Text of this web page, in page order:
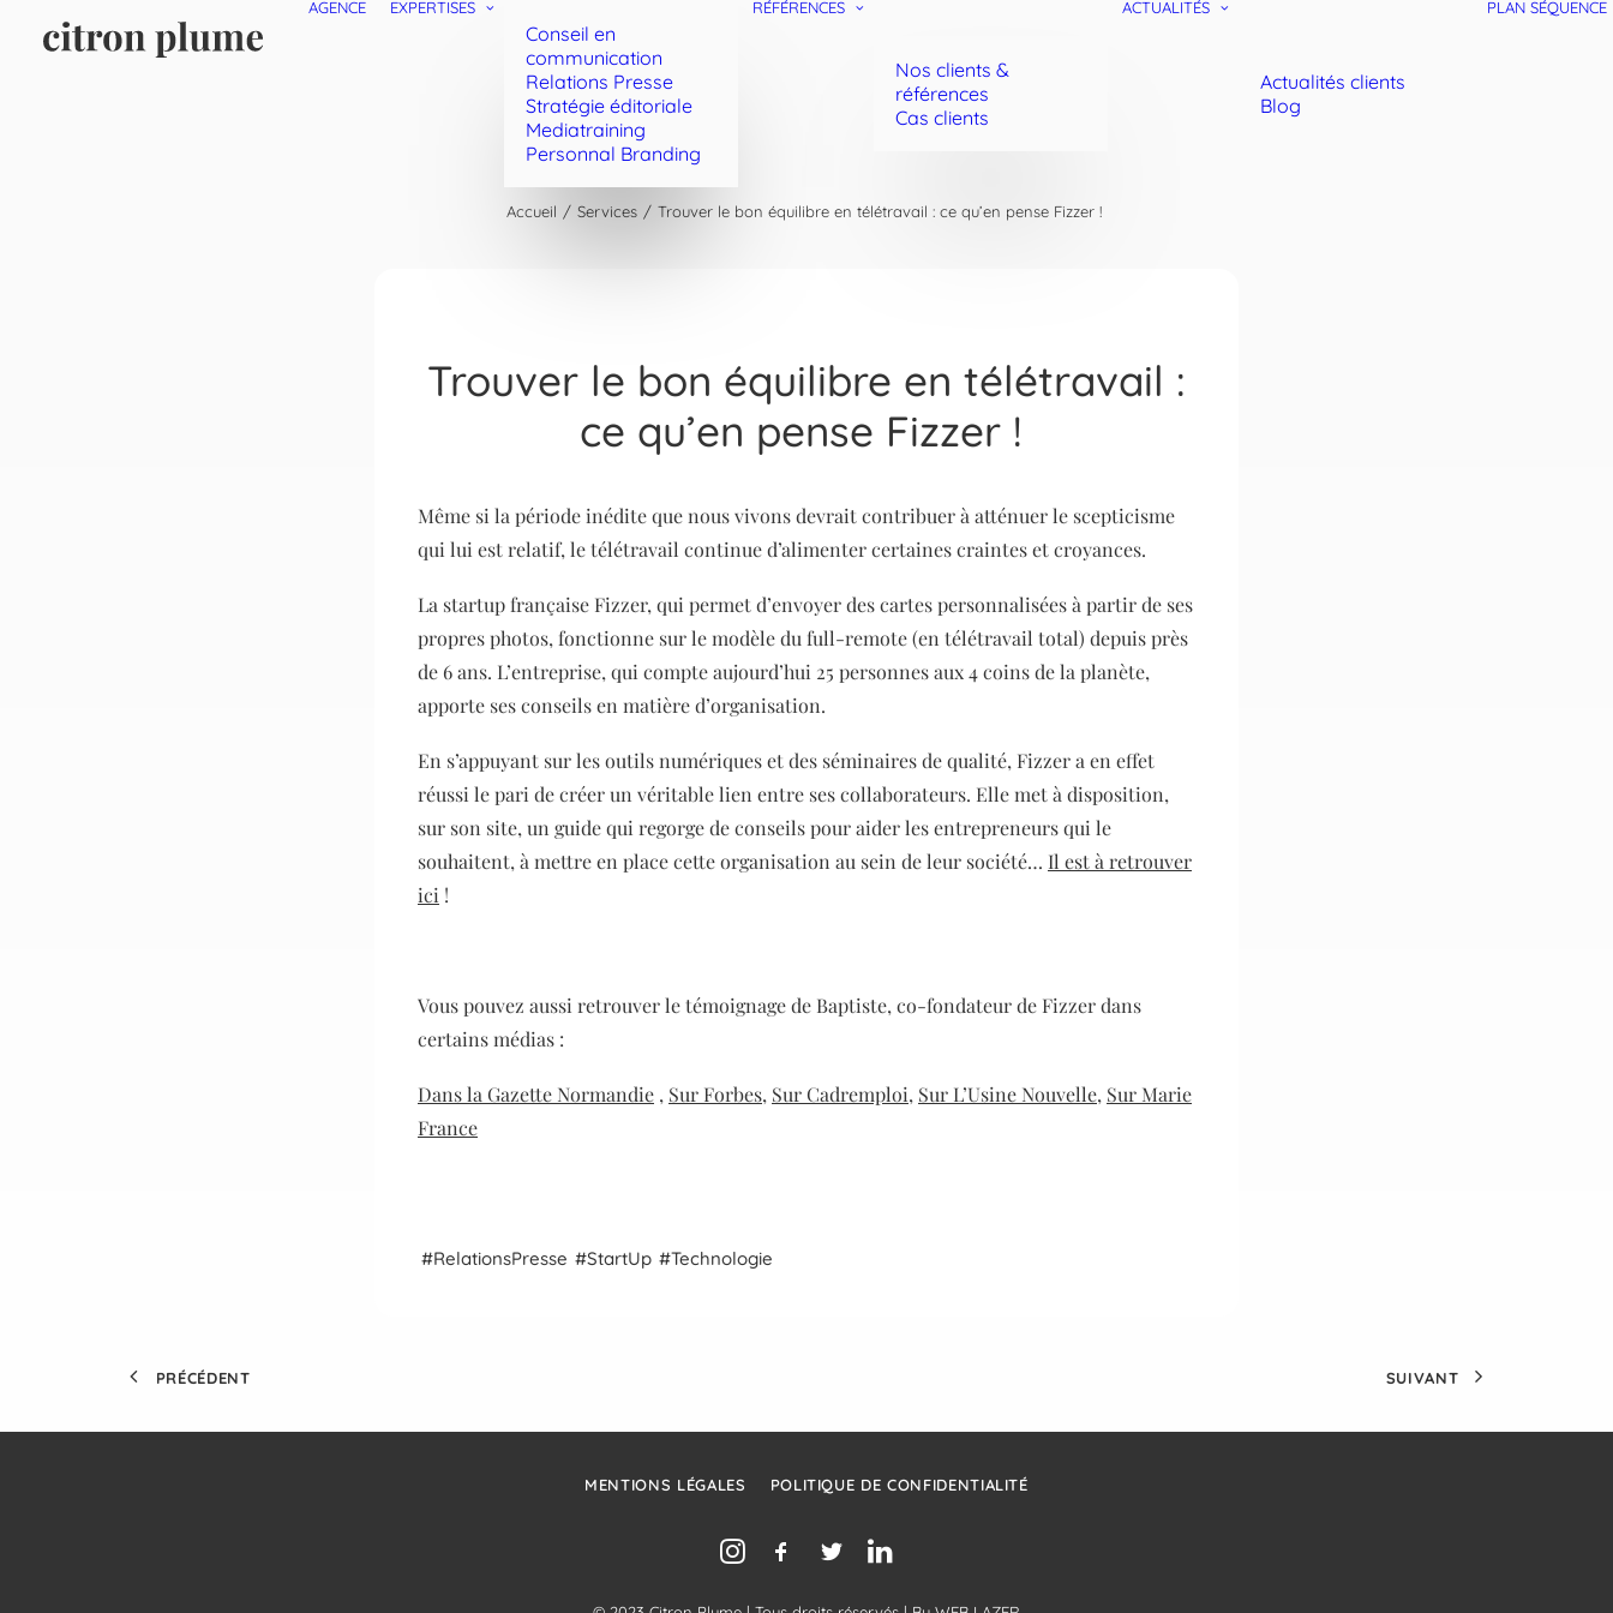
AGENCE EXPERTISES
Conseil en
communication
Relations Presse
Stratégie éditoriale
Mediatraining
Personnal Branding
RÉFÉRENCES
Nos clients &
références
Cas clients
ACTUALITÉS
Actualités clients
Blog
PLAN SÉQUENCE
Accueil Services Trouver le bon équilibre en télétravail : ce qu’en pense Fizzer !
Trouver le bon équilibre en télétravail :
ce qu’en pense Fizzer !
Même si la période inédite que nous vivons devrait contribuer à atténuer le scepticisme
qui lui est relatif, le télétravail continue d’alimenter certaines craintes et croyances.
La startup française Fizzer, qui permet d’envoyer des cartes personnalisées à partir de ses
propres photos, fonctionne sur le modèle du full-remote (en télétravail total) depuis près
de 6 ans. L’entreprise, qui compte aujourd’hui 25 personnes aux 4 coins de la planète,
apporte ses conseils en matière d’organisation.
En s’appuyant sur les outils numériques et des séminaires de qualité, Fizzera en effet
réussi le pari de créer un véritable lien entre ses collaborateurs. Elle met à disposition,
sur son site, un guide qui regorge de conseils pour aider les entrepreneurs qui le
souhaitent, à mettre en place cette organisation au sein de leur société… Il est à retrouver
ici !
Vous pouvez aussi retrouver le témoignage de Baptiste, co-fondateur de Fizzer dans
certains médias :
Dans la Gazette Normandie , Sur Forbes, Sur Cadremploi, Sur L’Usine Nouvelle, Sur Marie
France
RelationsPresse StartUp Technologie
PRÉCÉDENT SUIVANT
MENTIONS LÉGALES POLITIQUE DE CONFIDENTIALITÉ